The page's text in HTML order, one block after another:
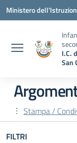
Vai ai contenuti
Vai al menu di
Vai al footer
Ministero
I.C.
San
Stampa /
FILTRI